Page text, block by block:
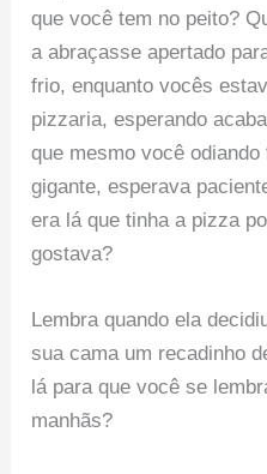
que você tem no peito?
a abraçasse apertado
frio, enquanto vocês
pizzaria, esperando
que mesmo você
gigante, esperava
era lá que tinha a pizza
gostava?
Lembra quando ela
sua cama um recadinho
lá para que você se
manhãs?